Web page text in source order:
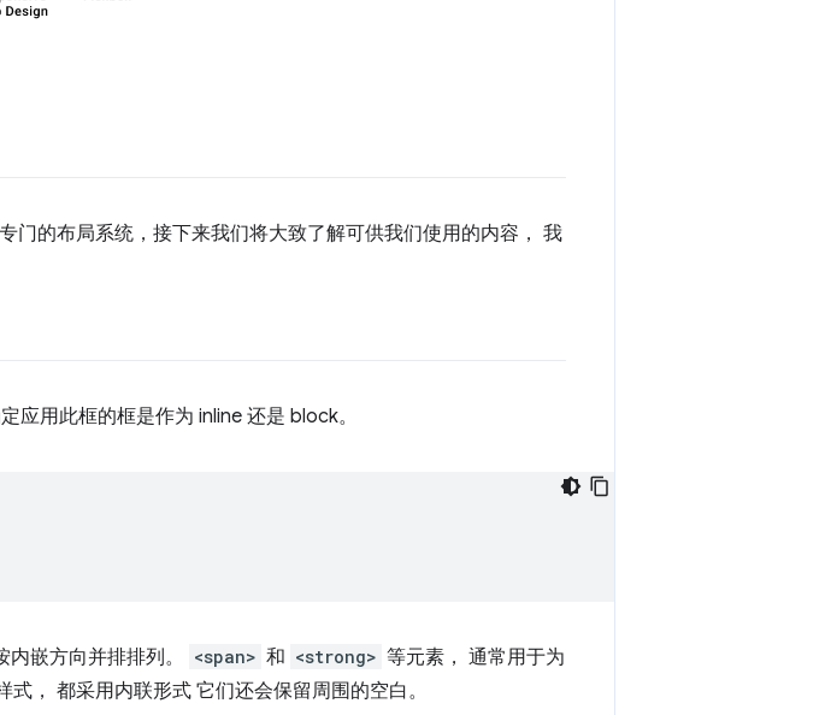
门的布局系统，接下来我们将大致了解可供我们使用的内容， 我
应用此框的框是作为 inline 还是 block。
嵌方向并排排列。 <span> 和 <strong> 等元素， 通常用于为
式， 都采用内联形式 它们还会保留周围的空白。